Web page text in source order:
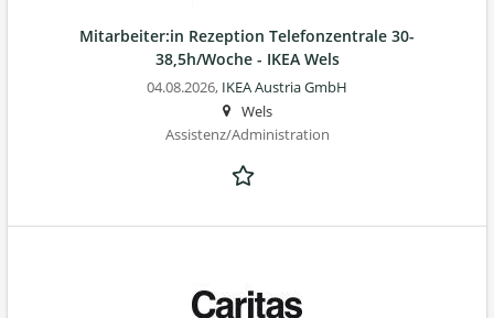
Mitarbeiter:in Rezeption Telefonzentrale 30-
38,5h/Woche - IKEA Wels
04.08.2026, IKEA Austria GmbH
Wels
Assistenz/Administration